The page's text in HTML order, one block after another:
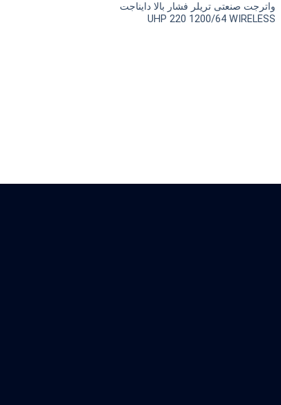
واترجت صنعتی تریلر فشار بالا دایناجت
UHP 220 1200/64 WIRELESS